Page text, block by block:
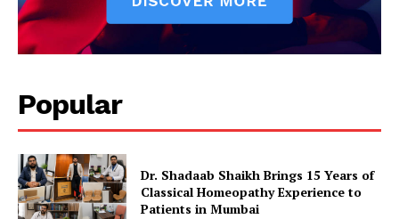
Popular
Dr. Shadaab Shaikh Brings 15 Years of
Classical Homeopathy Experience to
Patients in Mumbai